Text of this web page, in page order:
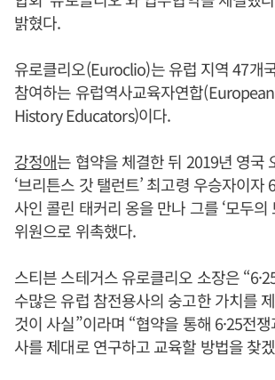
밝혔다.
유로클리오(Euroclio)는 유럽 지역 47개
참여하는 유럽역사교육자연합
History Educators)이다.
강정애는 협약을 체결한 뒤 2019년 영국
‘브리튼스 갓 탤런트’ 최고령 우승자이자
사인 콜린 태커리 옹을 만나 그를 ‘모두의
위원으로 위촉했다.
스티븐 스테거스 유로클리오 소장은
수많은 유럽 참전용사의 숭고한 가치를
것이 사실”이라며 “협약을 통해 6·25전
사를 제대로 연구하고 교육할 방법을 찾